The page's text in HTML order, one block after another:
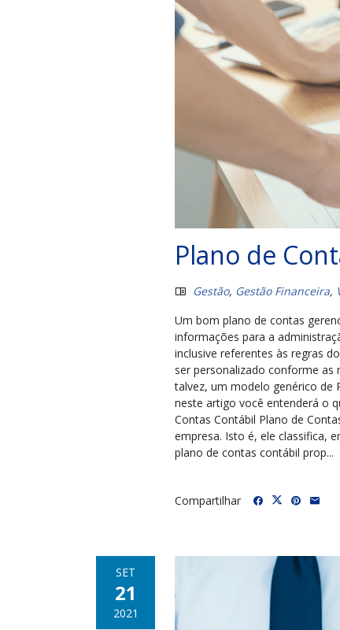
Plano de
Gestão, Gestão Financeira,
Um bom plano de contas
informações para a
inclusive referentes às regras
ser personalizado conforme as
talvez, um modelo genérico de
neste artigo você entenderá o
Contas Contábil Plano de
empresa. Isto é, ele classifica,
plano de contas contábil prop...
Compartilhar
SET
21
2021